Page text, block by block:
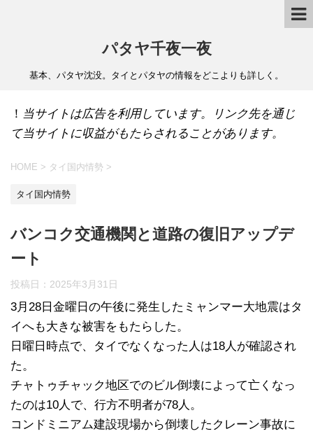
パタヤ千夜一夜
基本、パタヤ沈没。タイとパタヤの情報をどこよりも詳しく。
！ 当サイトは広告を利用しています。リンク先を通じ
て当サイトに収益がもたらされることがあります。
HOME > タイ国内情勢 >
タイ国内情勢
バンコク交通機関と道路の復旧アップデ
ート
投稿日： 2025年3月31日
3月28日金曜日の午後に発生したミャンマー大地震はタ
イへも大きな被害をもたらした。
日曜日時点で、タイでなくなった人は18人が確認され
た。
チャトゥチャック地区でのビル倒壊によって亡くなっ
たのは10人で、行方不明者が78人。
コンドミニアム建設現場から倒壊したクレーン事故に